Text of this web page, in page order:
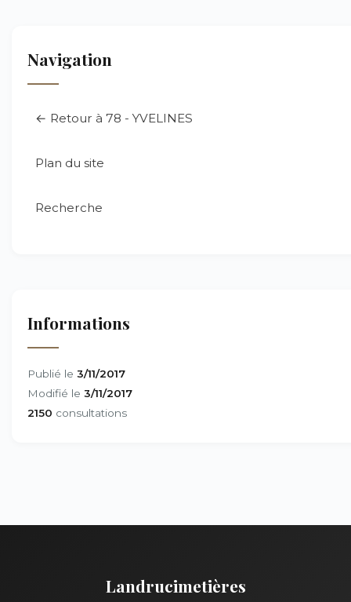
Navigation
← Retour à 78 - YVELINES
Plan du site
Recherche
Informations
Publié le 3/11/2017
Modifié le 3/11/2017
2150 consultations
Landrucimetières